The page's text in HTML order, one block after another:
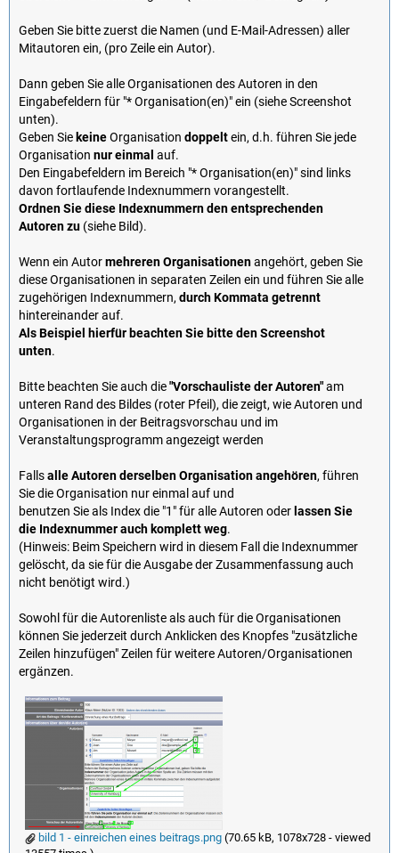
Geben Sie bitte zuerst die Namen (und E-Mail-Adressen) aller
Mitautoren ein, (pro Zeile ein Autor).
Dann geben Sie alle Organisationen des Autoren in den
Eingabefeldern für "* Organisation(en)" ein (siehe Screenshot
unten).
Geben SiekeineOrganisation doppeltein, d.h. führen Sie jede
Organisation nur einmal auf.
Den Eingabefeldern im Bereich "* Organisation(en)" sind links
davon fortlaufende Indexnummern vorangestellt.
Ordnen Sie diese Indexnummern den entsprechenden
Autoren zu (siehe Bild).
Wenn ein Autormehreren Organisationenangehört, geben Sie
diese Organisationen in separaten Zeilen ein und führen Sie alle
zugehörigen Indexnummern,durch Kommata getrennt
hintereinander auf.
Als Beispiel hierfür beachten Sie bitte den Screenshot
unten.
Bitte beachten Sie auch die"Vorschauliste der Autoren"am
unteren Rand des Bildes (roter Pfeil), die zeigt, wie Autoren und
Organisationen in der Beitragsvorschau und im
Veranstaltungsprogramm angezeigt werden
Fallsalle Autoren derselben Organisation angehören, führen
Sie die Organisation nur einmal auf und
benutzen Sie als Index die "1" für alle Autoren oderlassen Sie
die Indexnummer auch komplett weg.
(Hinweis: Beim Speichern wird in diesem Fall die Indexnummer
gelöscht, da sie für die Ausgabe der Zusammenfassung auch
nicht benötigt wird.)
Sowohl für die Autorenliste als auch für die Organisationen
können Sie jederzeit durch Anklicken des Knopfes "zusätzliche
Zeilen hinzufügen" Zeilen für weitere Autoren/Organisationen
ergänzen.
bild 1 - einreichen eines beitrags.png(70.65 kB, 1078x728 - viewed